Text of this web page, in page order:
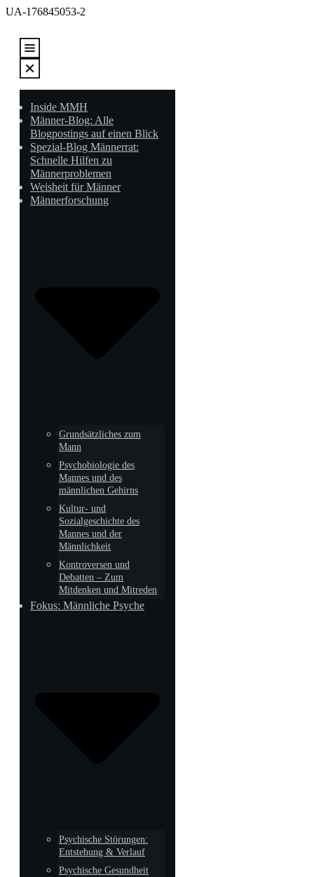
UA-176845053-2
Inside MMH
Männer-Blog: Alle
Blogpostings auf einen Blick
Spezial-Blog Männerrat:
Schnelle Hilfen zu
Männerproblemen
Weisheit für Männer
Männerforschung
Grundsätzliches zum
Mann
Psychobiologie des
Mannes und des
männlichen Gehirns
Kultur- und
Sozialgeschichte des
Mannes und der
Männlichkeit
Kontroversen und
Debatten – Zum
Mitdenken und Mitreden
Fokus: Männliche Psyche
Psychische Störungen:
Entstehung & Verlauf
Psychische Gesundheit